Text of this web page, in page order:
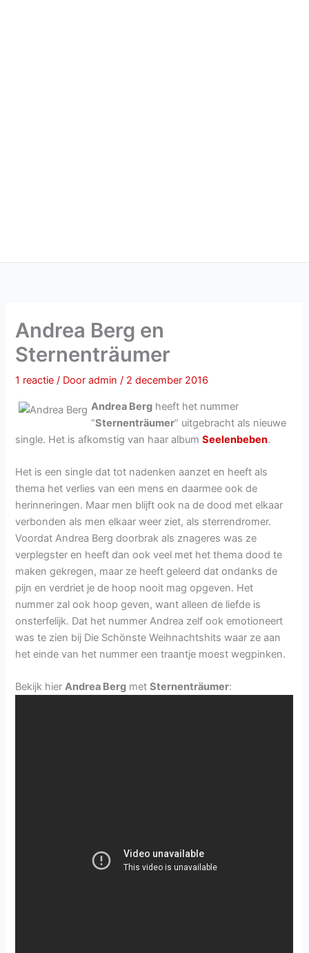
Andrea Berg en
Sternenträumer
1 reactie / Dooradmin/ 2 december 2016
Andrea Berg heeft het nummer
“Sternenträumer” uitgebracht als nieuwe
single. Het is afkomstig van haar albumSeelenbeben.
Het is een single dat tot nadenken aanzet en heeft als
thema het verlies van een mens en daarmee ook de
herinneringen. Maar men blijft ook na de dood met elkaar
verbonden als men elkaar weer ziet, als sterrendromer.
Voordat Andrea Berg doorbrak als znageres was ze
verplegster en heeft dan ook veel met het thema dood te
maken gekregen, maar ze heeft geleerd dat ondanks de
pijn en verdriet je de hoop nooit mag opgeven. Het
nummer zal ook hoop geven, want alleen de liefde is
onsterfelijk. Dat het nummer Andrea zelf ook emotioneert
was te zien bij Die Schönste Weihnachtshits waar ze aan
het einde van het nummer een traantje moest wegpinken.
Bekijk hierAndrea Berg metSternenträumer: